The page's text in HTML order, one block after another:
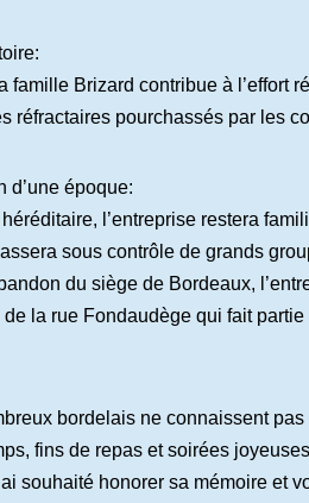
famille Brizard contribue à l’effort
réfractaires pourchassés par les
d’une époque:
l’entreprise restera
sous contrôle de grands
du siège de Bordeaux,
de la rue Fondaudège qui fait
bordelais ne connaissent
fins de repas et soirées
souhaité honorer sa mémoire et